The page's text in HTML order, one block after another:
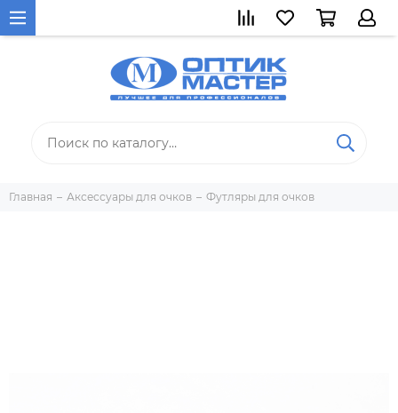
Главная Аксессуары для очков Футляры для очков